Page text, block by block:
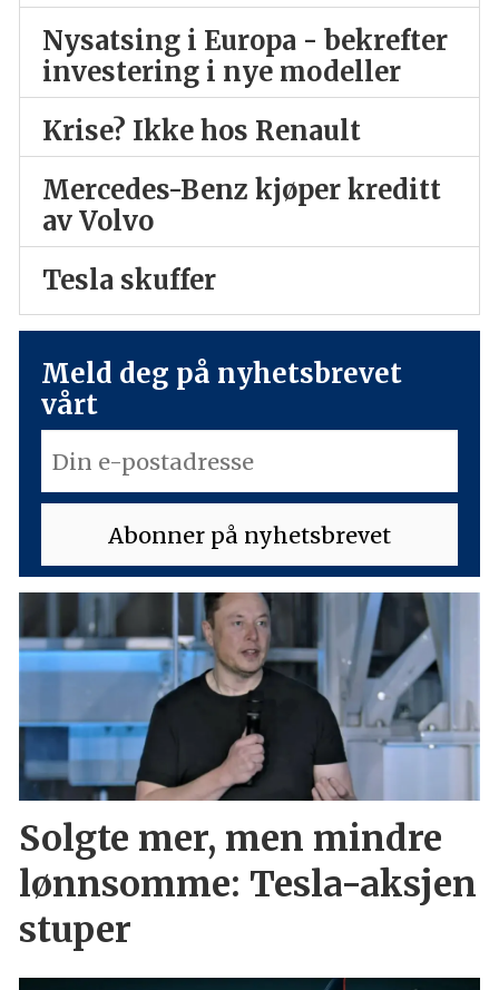
Nysatsing i Europa - bekrefter
investering i nye modeller
Krise? Ikke hos Renault
Mercedes-Benz kjøper kreditt
av Volvo
Tesla skuffer
Meld deg på nyhetsbrevet
vårt
Solgte mer, men mindre
lønnsomme: Tesla-aksjen
stuper